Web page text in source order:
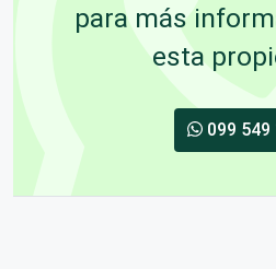
para más
esta
099 549